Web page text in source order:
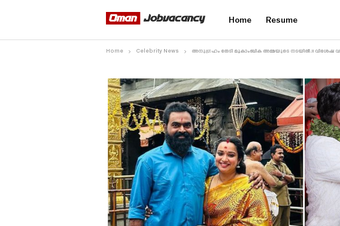
Home Resume
Home Celebrity News അനുഗ്രഹം തേടി മൂകാംബിക അമ്മയുടെ നടയിൽ.!! വിശേഷ